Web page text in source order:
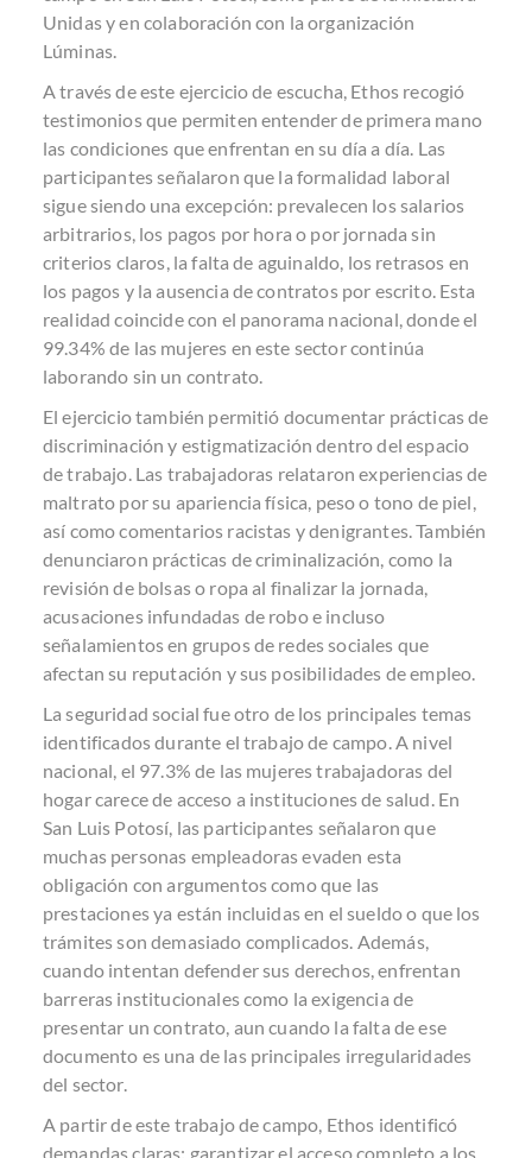
Unidas y en colaboración con la organización
Lúminas.
A través de este ejercicio de escucha, Ethos recogió
testimonios que permiten entender de primera mano
las condiciones que enfrentan en su día a día. Las
participantes señalaron que la formalidad laboral
sigue siendo una excepción: prevalecen los salarios
arbitrarios, los pagos por hora o por jornada sin
criterios claros, la falta de aguinaldo, los retrasos en
los pagos y la ausencia de contratos por escrito. Esta
realidad coincide con el panorama nacional, donde el
99.34% de las mujeres en este sector continúa
laborando sin un contrato.
El ejercicio también permitió documentar prácticas de
discriminación y estigmatización dentro del espacio
de trabajo. Las trabajadoras relataron experiencias de
maltrato por su apariencia física, peso o tono de piel,
así como comentarios racistas y denigrantes. También
denunciaron prácticas de criminalización, como la
revisión de bolsas o ropa al finalizar la jornada,
acusaciones infundadas de robo e incluso
señalamientos en grupos de redes sociales que
afectan su reputación y sus posibilidades de empleo.
La seguridad social fue otro de los principales temas
identificados durante el trabajo de campo. A nivel
nacional, el 97.3% de las mujeres trabajadoras del
hogar carece de acceso a instituciones de salud. En
San Luis Potosí, las participantes señalaron que
muchas personas empleadoras evaden esta
obligación con argumentos como que las
prestaciones ya están incluidas en el sueldo o que los
trámites son demasiado complicados. Además,
cuando intentan defender sus derechos, enfrentan
barreras institucionales como la exigencia de
presentar un contrato, aun cuando la falta de ese
documento es una de las principales irregularidades
del sector.
A partir de este trabajo de campo, Ethos identificó
demandas claras: garantizar el acceso completo a los